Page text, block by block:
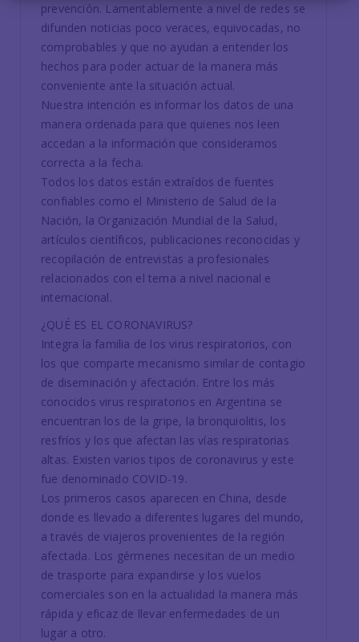
prevención. Lamentablemente a nivel de redes se
difunden noticias poco veraces, equivocadas, no
comprobables y que no ayudan a entender los
hechos para poder actuar de la manera más
conveniente ante la situación actual.
Nuestra intención es informar los datos de una
manera ordenada para que quienes nos leen
accedan a la información que consideramos
correcta a la fecha.
Todos los datos están extraídos de fuentes
confiables como el Ministerio de Salud de la
Nación, la Organización Mundial de la Salud,
artículos científicos, publicaciones reconocidas y
recopilación de entrevistas a profesionales
relacionados con el tema a nivel nacional e
internacional.
¿QUÉ ES EL CORONAVIRUS?
Integra la familia de los virus respiratorios, con
los que comparte mecanismo similar de contagio
de diseminación y afectación. Entre los más
conocidos virus respiratorios en Argentina se
encuentran los de la gripe, la bronquiolitis, los
resfríos y los que afectan las vías respiratorias
altas. Existen varios tipos de coronavirus y este
fue denominado COVID-19.
Los primeros casos aparecen en China, desde
donde es llevado a diferentes lugares del mundo,
a través de viajeros provenientes de la región
afectada. Los gérmenes necesitan de un medio
de trasporte para expandirse y los vuelos
comerciales son en la actualidad la manera más
rápida y eficaz de llevar enfermedades de un
lugar a otro.